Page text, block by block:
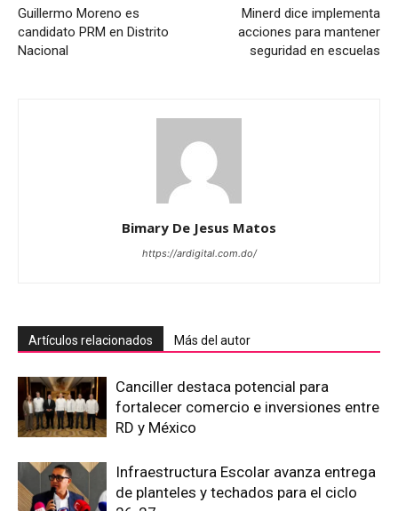
Guillermo Moreno es
candidato PRM en Distrito
Nacional
Minerd dice implementa
acciones para mantener
seguridad en escuelas
Bimary De Jesus Matos
https://ardigital.com.do/
Artículos relacionados Más del autor
Canciller destaca potencial para
fortalecer comercio e inversiones entre
RD y México
Infraestructura Escolar avanza entrega
de planteles y techados para el ciclo